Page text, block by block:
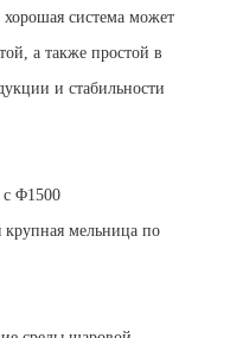
система может
а также простой в
и стабильности
с Φ1500
крупная мельница по